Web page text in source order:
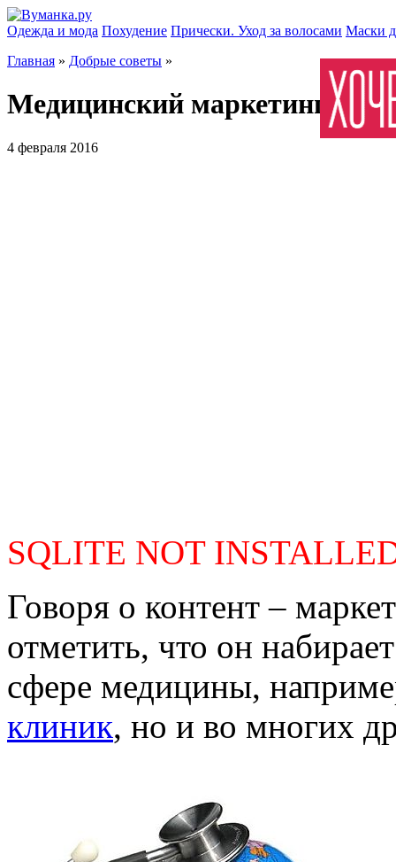
Одежда и мода Похудение Прически. Уход за волосами Маски
Главная » Добрые советы »
Медицинский маркетинг. Что
4 февраля 2016
SQLITE NOT
Говоря о контент –
отметить, что он
сфере медицины,
клиник, но и во многих